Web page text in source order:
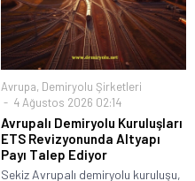
Avrupa, Demiryolu Şirketleri
4 Ağustos 2026 02:14
Avrupalı Demiryolu Kuruluşları
ETS Revizyonunda Altyapı
Payı Talep Ediyor
Sekiz Avrupalı demiryolu kuruluşu,